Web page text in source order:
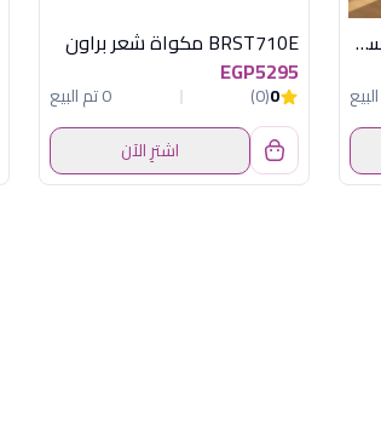
OX-132 باسكت مستطيل اكسفورد
BRST710E مكواة شعر براون
EGP5295
0
(0)
0 تم البيع
اشترِ الآن